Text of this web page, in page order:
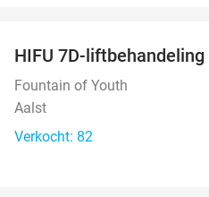
HIFU 7D-
Fountain of Youth
Aalst
Verkocht: 82